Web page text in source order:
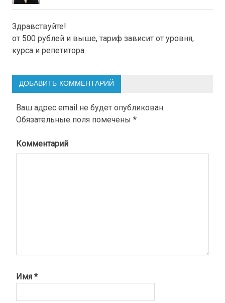
Здравствуйте!
от 500 рублей и выше, тариф зависит от уровня,
курса и репетитора.
ДОБАВИТЬ КОММЕНТАРИЙ
Ваш адрес email не будет опубликован.
Обязательные поля помечены *
Комментарий
Имя *